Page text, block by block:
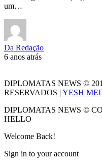
um…
Da Redação
6 anos atrás
DIPLOMATAS NEWS ©
RESERVADOS | YESH
DIPLOMATAS NEWS ©
HELLO
Welcome Back!
Sign in to your account